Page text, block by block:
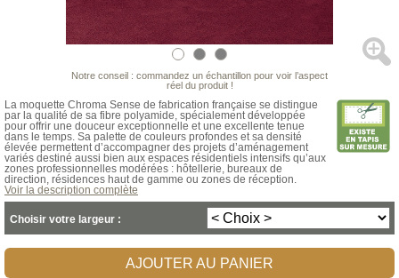
Notre conseil : commandez un échantillon pour voir l’aspect
réel du produit !
La moquette Chroma Sense de fabrication française se distingue
par la qualité de sa fibre polyamide, spécialement développée
pour offrir une douceur exceptionnelle et une excellente tenue
dans le temps. Sa palette de couleurs profondes et sa densité
élevée permettent d’accompagner des projets d’aménagement
variés destiné aussi bien aux espaces résidentiels intensifs qu’aux
zones professionnelles modérées : hôtellerie, bureaux de
direction, résidences haut de gamme ou zones de réception.
Voir la description complète
Choisir votre largeur :
AJOUTER AU PANIER